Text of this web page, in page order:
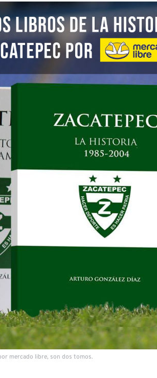
mercado libre, son dos tomos.